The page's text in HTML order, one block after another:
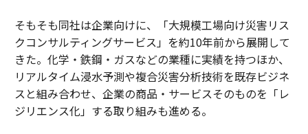
そもそも同社は企業向けに、「大規模工場向け災害リス
クコンサルティングサービス」を約10年前から展開して
きた。化学・鉄鋼・ガスなどの業種に実績を持つほか、
リアルタイム浸水予測や複合災害分析技術を既存ビジネ
スと組み合わせ、企業の商品・サービスそのものを「レ
ジリエンス化」する取り組みも進める。